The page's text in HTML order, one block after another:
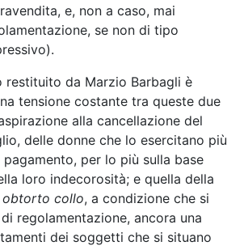
e, non a caso, mai
se non di tipo
restituito da Marzio Barbagli è
tensione costante tra queste due
alla cancellazione del
delle donne che lo esercitano più
per lo più sulla base
loro indecorosità; e quella della
obtorto collo, a condizione che si
regolamentazione, ancora una
dei soggetti che si situano